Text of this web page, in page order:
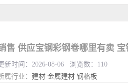
售 供应宝钢彩钢卷哪里有卖 宝
新时间：2026-08-06 浏览数：110
属行业： 建材 金属建材 钢格板